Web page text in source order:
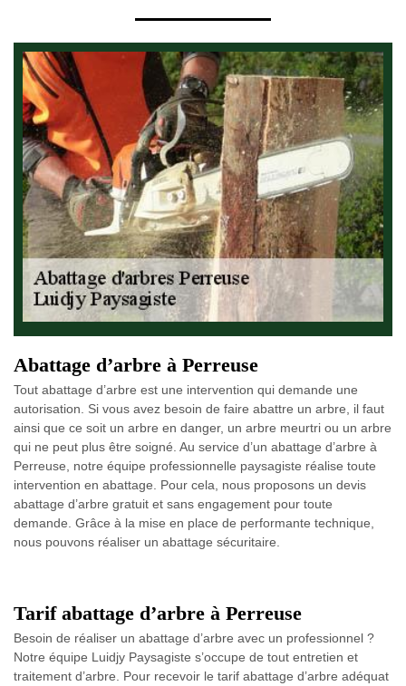
Abattage d’arbre à Perreuse
Tout abattage d’arbre est une intervention qui demande une
autorisation. Si vous avez besoin de faire abattre un arbre, il faut
ainsi que ce soit un arbre en danger, un arbre meurtri ou un arbre
qui ne peut plus être soigné. Au service d’un abattage d’arbre à
Perreuse, notre équipe professionnelle paysagiste réalise toute
intervention en abattage. Pour cela, nous proposons un devis
abattage d’arbre gratuit et sans engagement pour toute
demande. Grâce à la mise en place de performante technique,
nous pouvons réaliser un abattage sécuritaire.
Tarif abattage d’arbre à Perreuse
Besoin de réaliser un abattage d’arbre avec un professionnel ?
Notre équipe Luidjy Paysagiste s’occupe de tout entretien et
traitement d’arbre. Pour recevoir le tarif abattage d’arbre adéquat